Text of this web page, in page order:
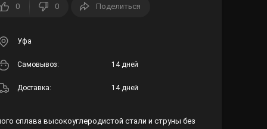
0 0 Поделиться
Уфа
Cамовывоз: 14 дней
Доставка: 14 дней
сплава высокоуглеродистой стали и струны без